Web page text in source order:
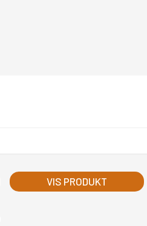
VIS PRODUKT